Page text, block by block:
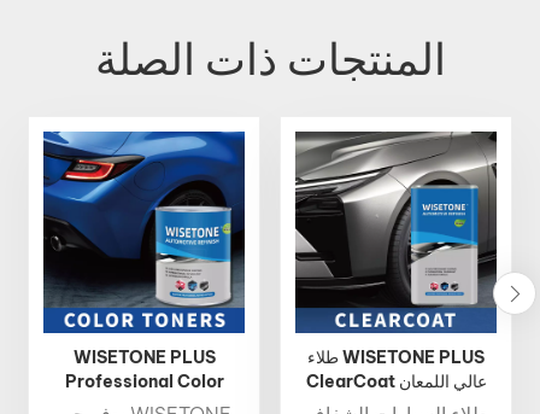
المنتجات ذات الصلة
WISETONE PLUS
Professional Color
Toner 1K Basecoat 2K
طلاء WISETONE PLUS
ClearCoat عالي اللمعان
سريع الجفاف لإعادة